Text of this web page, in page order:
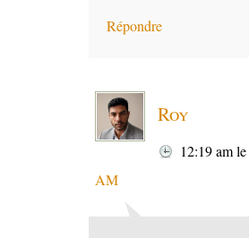
Répondre
Roy
12:19 amle
AM